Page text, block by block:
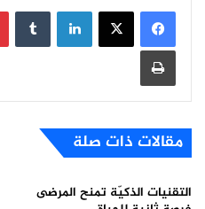
لينكدإن
طباعة
مقالات ذات صلة
التقنيات الذكيّة تمنح المرضى